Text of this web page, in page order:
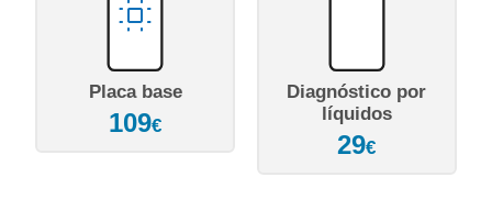
Placa base
109€
Diagnóstico por
líquidos
29€